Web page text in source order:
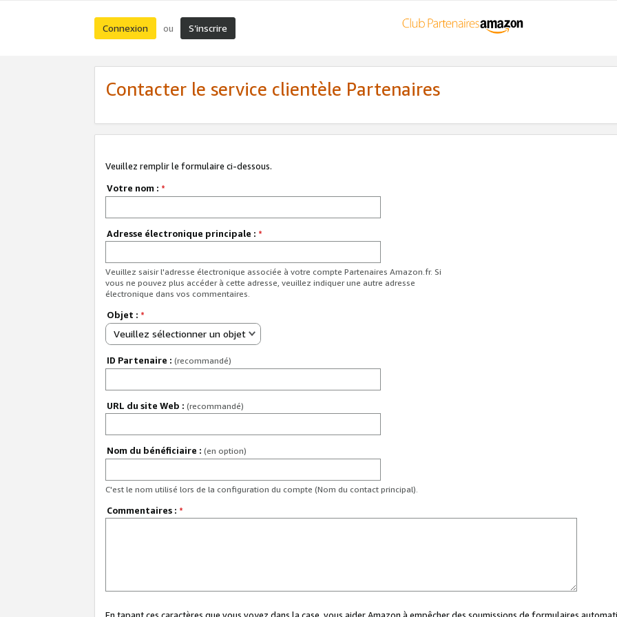
Connexion ou S’inscrire
Contacter le service clientèle Partenaires
Veuillez remplir le formulaire ci-dessous.
Votre nom : *
Adresse électronique principale : *
Veuillez saisir l'adresse électronique associée à votre compte Partenaires Amazon.fr. Si
vous ne pouvez plus accéder à cette adresse, veuillez indiquer une autre adresse
électronique dans vos commentaires.
Objet : *
Veuillez sélectionner un objet
ID Partenaire : (recommandé)
URL du site Web : (recommandé)
Nom du bénéficiaire : (en option)
C'est le nom utilisé lors de la configuration du compte (Nom du contact principal).
Commentaires : *